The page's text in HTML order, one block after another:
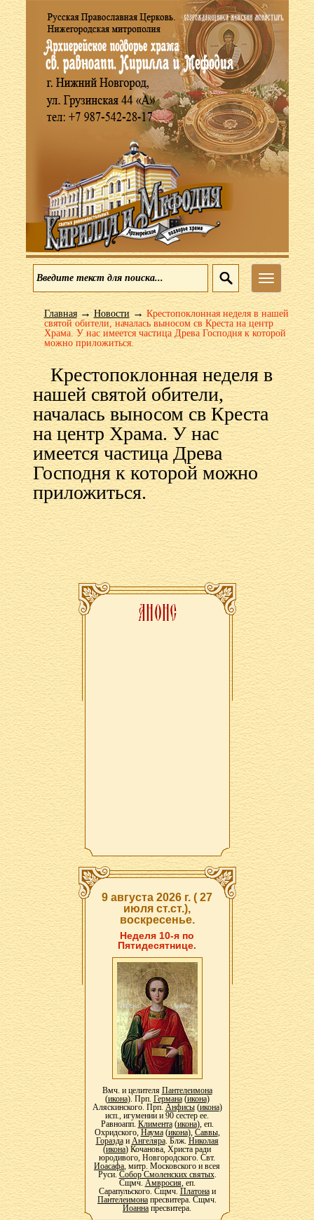
Меню
Главная→Новости→Крестопоклонная неделя в нашей
святой обители, началась выносом св Креста на центр
Храма. У нас имеется частица Древа Господня к которой
можно приложиться.
Крестопоклонная неделя в
нашей святой обители,
началась выносом св Креста
на центр Храма. У нас
имеется частица Древа
Господня к которой можно
приложиться.
9 августа 2026 г. ( 27
июля ст.ст.),
воскресенье.
Неделя 10-я по
Пятидесятнице.
Вмч. и целителя Пантелеимона
(икона). Прп. Германа(икона)
Аляскинского. Прп. Анфисы(икона)
исп., игумении и 90 сестер ее.
Равноапп. Климента(икона), еп.
Охридского, Наума(икона), Саввы,
Гораздаи Ангеляра. Блж. Николая
(икона) Кочанова, Христа ради
юродивого, Новгородского. Свт.
Иоасафа, митр. Московского и всея
Руси. Собор Смоленских святых.
Сщмч. Амвросия, еп.
Сарапульского. Сщмч. Платонаи
Пантелеимона пресвитера. Сщмч.
Иоанна пресвитера.